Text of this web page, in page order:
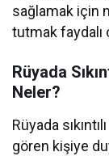
sağlamak için
tutmak faydalı
Rüyada
Neler?
Rüyada
gören kişiye